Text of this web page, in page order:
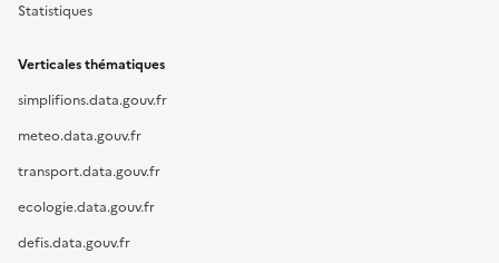
Statistiques
Verticales thématiques
simplifions.data.gouv.fr
meteo.data.gouv.fr
transport.data.gouv.fr
ecologie.data.gouv.fr
defis.data.gouv.fr